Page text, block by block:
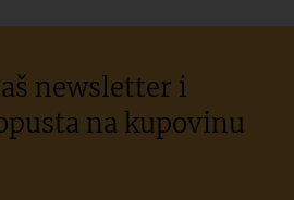
newsletter i
na kupovinu